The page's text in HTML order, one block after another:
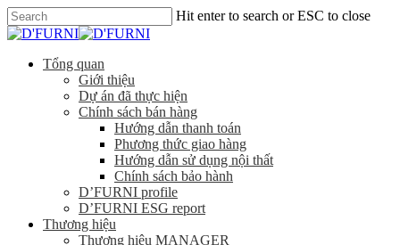
Hit enter to search or ESC to close
Tổng quan
Giới thiệu
Dự án đã thực hiện
Chính sách bán hàng
Hướng dẫn thanh toán
Phương thức giao hàng
Hướng dẫn sử dụng nội thất
Chính sách bảo hành
D’FURNI profile
D’FURNI ESG report
Thương hiệu
Thương hiệu MANAGER